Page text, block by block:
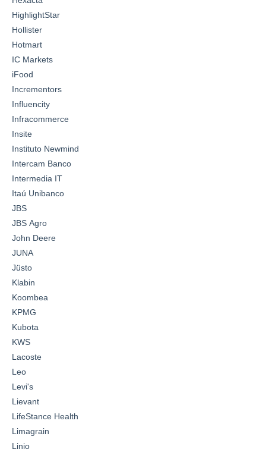
HighlightStar
Hollister
Hotmart
IC Markets
iFood
Incrementors
Influencity
Infracommerce
Insite
Instituto Newmind
Intercam Banco
Intermedia IT
Itaú Unibanco
JBS
JBS Agro
John Deere
JUNA
Jüsto
Klabin
Koombea
KPMG
Kubota
KWS
Lacoste
Leo
Levi's
Lievant
LifeStance Health
Limagrain
Linio